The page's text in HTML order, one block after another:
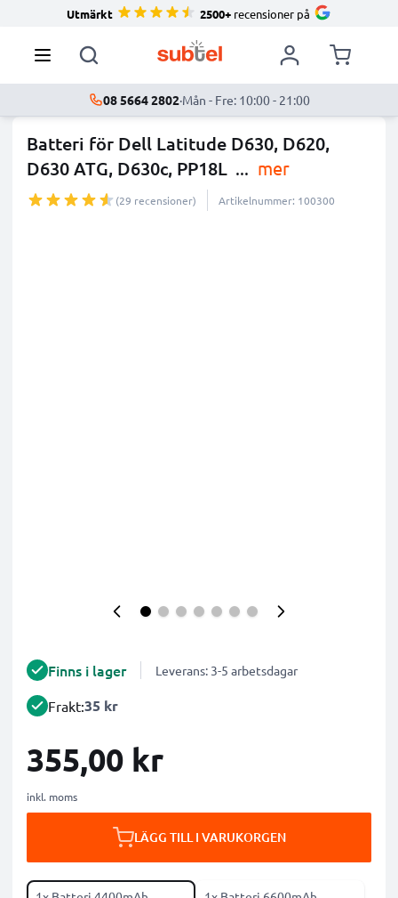
Utmärkt 2500+ recensioner på
08 5664 2802·Mån - Fre: 10:00 - 21:00
Batteri för Dell Latitude D630, D620,
D630 ATG, D630c, PP18L ... mer
(29 recensioner) Artikelnummer: 100300
Finns i lager Leverans: 3-5 arbetsdagar
Frakt:35 kr
355,00 kr
inkl. moms
LÄGG TILL I VARUKORGEN